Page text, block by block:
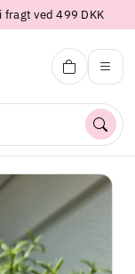
ved 499 DKK
Søg